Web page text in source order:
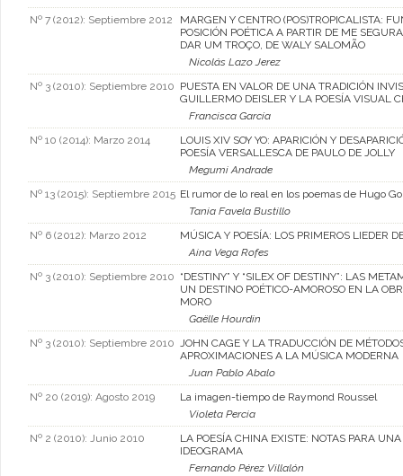
Nº 7 (2012): Septiembre 2012
MARGEN Y CENTRO (POS)TROPICALISTA:
POSICIÓN POÉTICA A PARTIR DE ME
DAR UM TROÇO, DE WALY SALOMÃO
Nicolás Lazo Jerez
Nº 3 (2010): Septiembre 2010 PUESTA EN VALOR DE UNA TRADICIÓN
GUILLERMO DEISLER Y LA POESÍA VISUAL
Francisca García
Nº 10 (2014): Marzo 2014
LOUIS XIV SOY YO: APARICIÓN Y
POESÍA VERSALLESCA DE PAULO DE JOLLY
Megumi Andrade
Nº 13 (2015): Septiembre 2015 El rumor de lo real en los poemas de Hugo
Tania Favela Bustillo
Nº 6 (2012): Marzo 2012
MÚSICA Y POESÍA: LOS PRIMEROS LIEDER
Aina Vega Rofes
Nº 3 (2010): Septiembre 2010 “DESTINY” Y “SILEX OF DESTINY”: LAS
UN DESTINO POÉTICO-AMOROSO EN LA
MORO
Gaëlle Hourdin
Nº 3 (2010): Septiembre 2010 JOHN CAGE Y LA TRADUCCIÓN DE
APROXIMACIONES A LA MÚSICA MODERNA
Juan Pablo Abalo
Nº 20 (2019): Agosto 2019
La imagen-tiempo de Raymond Roussel
Violeta Percia
Nº 2 (2010): Junio 2010
LA POESÍA CHINA EXISTE: NOTAS PARA
IDEOGRAMA
Fernando Pérez Villalón